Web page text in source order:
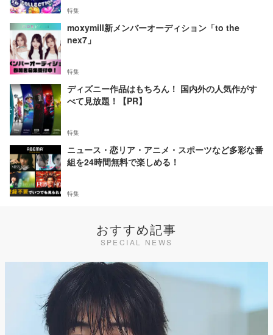
特集
moxymill新メンバーオーディション「to the
nex7」
特集
ディズニー作品はもちろん！ 国内外の人気作がす
べて見放題！【PR】
特集
ニュース・恋リア・アニメ・スポーツなど多彩な番
組を24時間無料で楽しめる！
特集
おすすめ記事
SPECIAL NEWS